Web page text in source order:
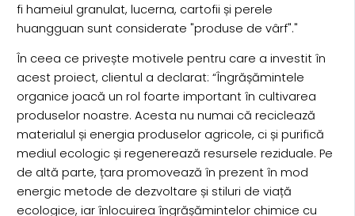
fi hameiul granulat, lucerna, cartofii și perele
huangguan sunt considerate "produse de vârf"."
În ceea ce privește motivele pentru care a investit în
acest proiect, clientul a declarat: “Îngrășămintele
organice joacă un rol foarte important în cultivarea
produselor noastre. Acesta nu numai că reciclează
materialul și energia produselor agricole, ci și purifică
mediul ecologic și regenerează resursele reziduale. Pe
de altă parte, țara promovează în prezent în mod
energic metode de dezvoltare și stiluri de viață
ecologice, iar înlocuirea îngrășămintelor chimice cu